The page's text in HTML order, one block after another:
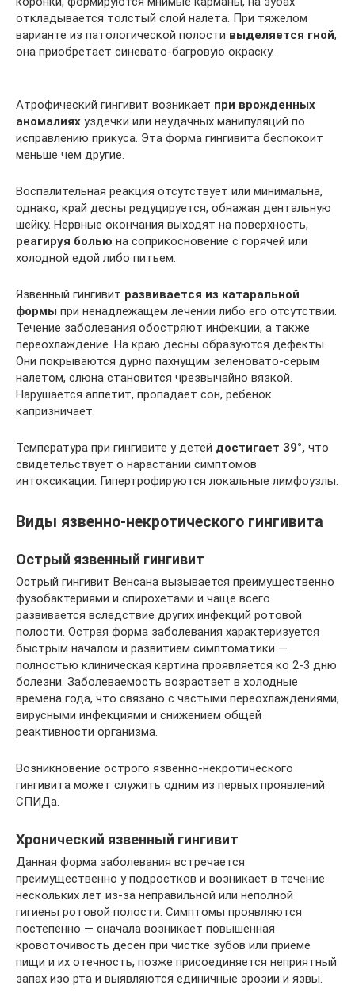
откладывается толстый слой налета. При тяжелом
варианте из патологической полости выделяется гной,
она приобретает синевато-багровую окраску.
Атрофический гингивит возникает при врожденных
аномалиях уздечки или неудачных манипуляций по
исправлению прикуса. Эта форма гингивита беспокоит
меньше чем другие.
Воспалительная реакция отсутствует или минимальна,
однако, край десны редуцируется, обнажая дентальную
шейку. Нервные окончания выходят на поверхность,
реагируя болью на соприкосновение с горячей или
холодной едой либо питьем.
Язвенный гингивит развивается из катаральной
формы при ненадлежащем лечении либо его отсутствии.
Течение заболевания обостряют инфекции, а также
переохлаждение. На краю десны образуются дефекты.
Они покрываются дурно пахнущим зеленовато-серым
налетом, слюна становится чрезвычайно вязкой.
Нарушается аппетит, пропадает сон, ребенок
капризничает.
Температура при гингивите у детей достигает 39°, что
свидетельствует о нарастании симптомов
интоксикации. Гипертрофируются локальные лимфоузлы.
Виды язвенно-некротического гингивита
Острый язвенный гингивит
Острый гингивит Венсана вызывается преимущественно
фузобактериями и спирохетами и чаще всего
развивается вследствие других инфекций ротовой
полости. Острая форма заболевания характеризуется
быстрым началом и развитием симптоматики —
полностью клиническая картина проявляется ко 2-3 дню
болезни. Заболеваемость возрастает в холодные
времена года, что связано с частыми переохлаждениями,
вирусными инфекциями и снижением общей
реактивности организма.
Возникновение острого язвенно-некротического
гингивита может служить одним из первых проявлений
СПИДа.
Хронический язвенный гингивит
Данная форма заболевания встречается
преимущественно у подростков и возникает в течение
нескольких лет из-за неправильной или неполной
гигиены ротовой полости. Симптомы проявляются
постепенно — сначала возникает повышенная
кровоточивость десен при чистке зубов или приеме
пищи и их отечность, позже присоединяется неприятный
запах изо рта и выявляются единичные эрозии и язвы.